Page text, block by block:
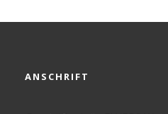
ANSCHRIFT